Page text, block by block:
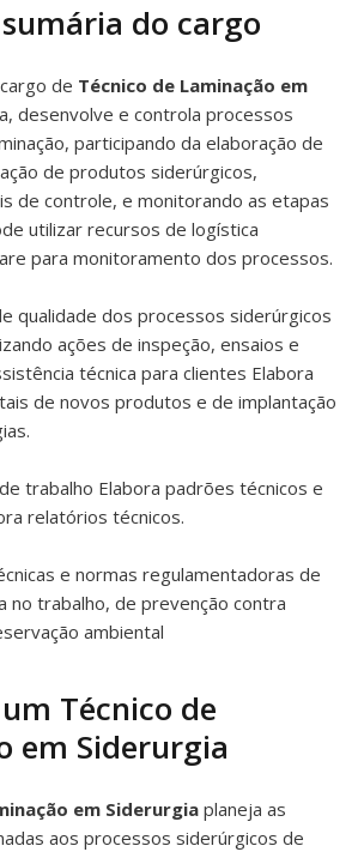
do cargo
de Técnico de Laminação em
desenvolve e controla processos
participando da elaboração de
de produtos siderúrgicos,
de controle, e monitorando as etapas
utilizar recursos de logística
para monitoramento dos processos.
qualidade dos processos siderúrgicos
ações de inspeção, ensaios e
técnica para clientes Elabora
de novos produtos e de implantação
trabalho Elabora padrões técnicos e
relatórios técnicos.
e normas regulamentadoras de
no trabalho, de prevenção contra
ambiental
Técnico de
em Siderurgia
em Siderurgia planeja as
aos processos siderúrgicos de